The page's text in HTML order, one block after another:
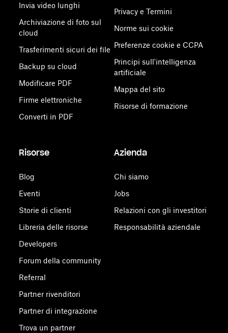
Invia video lunghi
Archiviazione di foto sul
cloud
Trasferimenti sicuri dei file
Backup su cloud
Modificare PDF
Firme elettroniche
Converti in PDF
Privacy e Termini
Norme sui cookie
Preferenze cookie e CCPA
Principi sull'intelligenza
artificiale
Mappa del sito
Risorse di formazione
Risorse
Blog
Eventi
Storie di clienti
Libreria delle risorse
Developers
Forum della community
Referral
Partner rivenditori
Partner di integrazione
Trova un partner
Azienda
Chi siamo
Jobs
Relazioni con gli investitori
Responsabilità aziendale